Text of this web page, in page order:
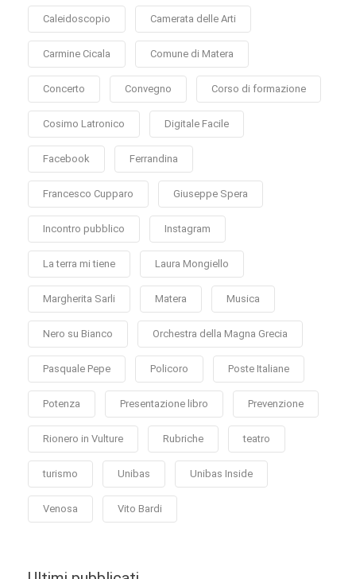
Caleidoscopio Camerata delle Arti
Carmine Cicala Comune di Matera
Concerto Convegno Corso di formazione
Cosimo Latronico Digitale Facile
Facebook Ferrandina
Francesco Cupparo Giuseppe Spera
Incontro pubblico Instagram
La terra mi tiene Laura Mongiello
Margherita Sarli Matera Musica
Nero su Bianco Orchestra della Magna Grecia
Pasquale Pepe Policoro Poste Italiane
Potenza Presentazione libro Prevenzione
Rionero in Vulture Rubriche teatro
turismo Unibas Unibas Inside
Venosa Vito Bardi